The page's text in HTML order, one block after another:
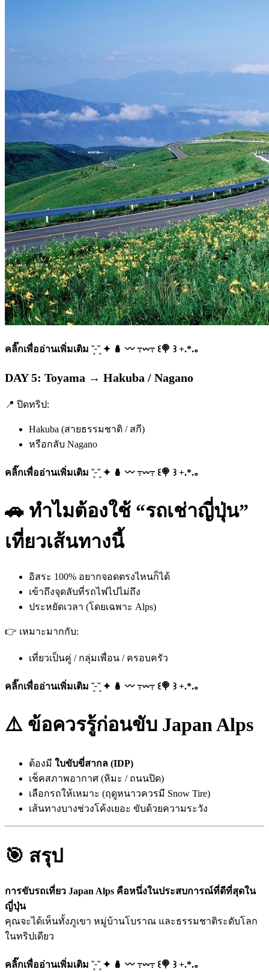
คลิ๊กเพื่ออ่านเพิ่มเติม ˘͈ᵕ˘͈ ✦ 🪆 〰️ ߹𖥦߹ ꒰🍭 ꒱ +.*.｡
DAY 5: Toyama → Hakuba / Nagano
📍 ปิดทริป:
Hakuba (สายธรรมชาติ / สกี)
หรือกลับ Nagano
คลิ๊กเพื่ออ่านเพิ่มเติม ˘͈ᵕ˘͈ ✦ 🪆 〰️ ߹𖥦߹ ꒰🍭 ꒱ +.*.｡
🚗 ทำไมต้องใช้ “รถเช่าญี่ปุ่น”
เที่ยวเส้นทางนี้
อิสระ 100% อยากจอดตรงไหนก็ได้
เข้าถึงจุดลับที่รถไฟไปไม่ถึง
ประหยัดเวลา (โดยเฉพาะ Alps)
👉 เหมาะมากกับ:
เที่ยวเป็นคู่ / กลุ่มเพื่อน / ครอบครัว
คลิ๊กเพื่ออ่านเพิ่มเติม ˘͈ᵕ˘͈ ✦ 🪆 〰️ ߹𖥦߹ ꒰🍭 ꒱ +.*.｡
⚠️ ข้อควรรู้ก่อนขับ Japan Alps
ต้องมี ใบขับขี่สากล (IDP)
เช็คสภาพอากาศ (หิมะ / ถนนปิด)
เลือกรถให้เหมาะ (ฤดูหนาวควรมี Snow Tire)
เส้นทางบางช่วงโค้งเยอะ ขับด้วยความระวัง
🎯 สรุป
การขับรถเที่ยว Japan Alps คือหนึ่งในประสบการณ์ที่ดีที่สุดใน
ญี่ปุ่น
คุณจะได้เห็นทั้งภูเขา หมู่บ้านโบราณ และธรรมชาติระดับโลก
ในทริปเดียว
คลิ๊กเพื่ออ่านเพิ่มเติม ˘͈ᵕ˘͈ ✦ 🪆 〰️ ߹𖥦߹ ꒰🍭 ꒱ +.*.｡